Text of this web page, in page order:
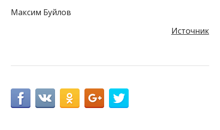
Максим Буйлов
Источник